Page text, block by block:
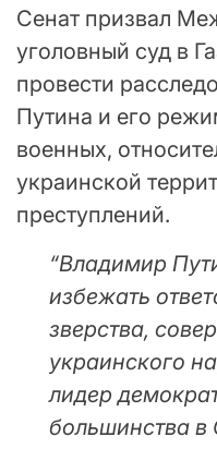
Сенат призвал
уголовный суд в
провести
Путина и его
военных,
украинской
преступлений.
“Владимир
избежать
зверства,
украинского
лидер
большинства